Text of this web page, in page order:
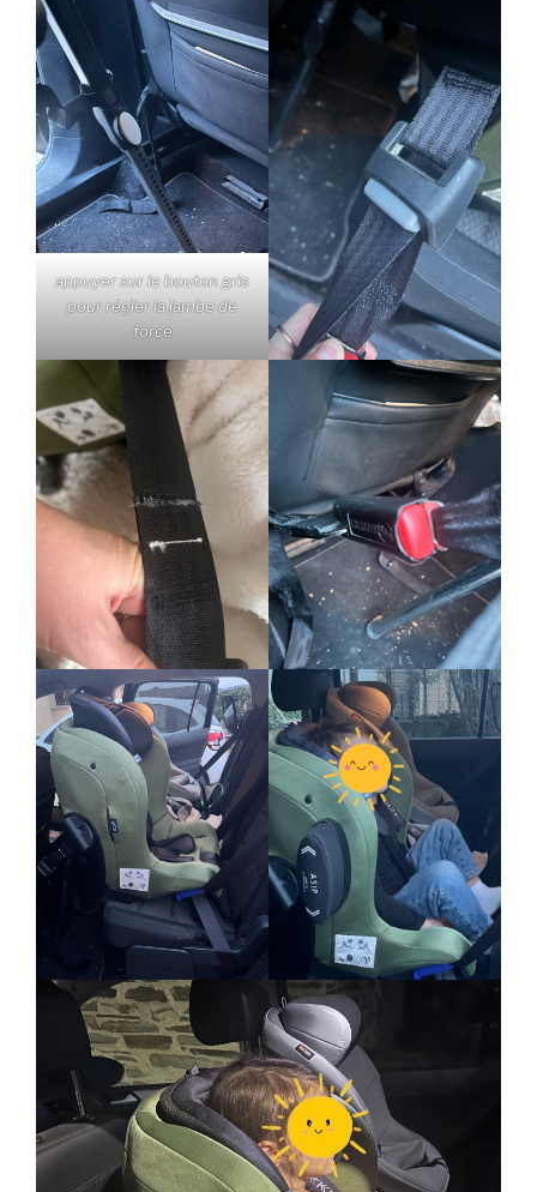
appuyer sur le bouton gris
pour régler la jambe de
force